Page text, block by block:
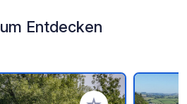
Entdecken